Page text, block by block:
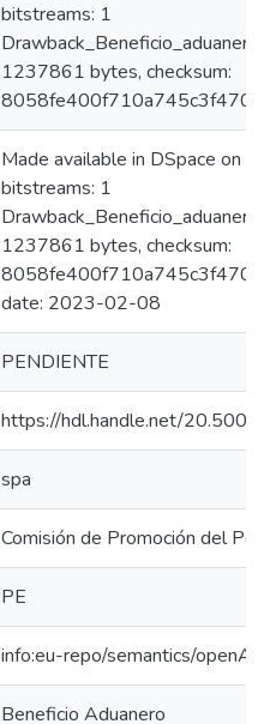
bitstreams: 1
1237861 bytes, checksum:
Made available in DSpace on
bitstreams: 1
1237861 bytes, checksum:
date: 2023-02-08
PENDIENTE
https://hdl.handle.net/
spa
Comisión de Promoción del
PE
info:eu-repo/semantics/
Beneficio Aduanero